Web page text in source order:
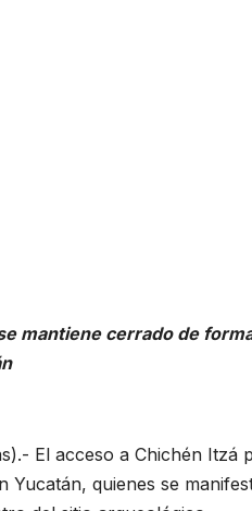
mantiene cerrado de
El acceso a Chichén
Yucatán, quienes se